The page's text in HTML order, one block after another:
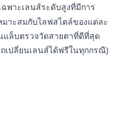
ฉพาะเลนส์ระดับสูงที่มีการ
าะสมกับไลฟสไตล์ของแต่ละ
แล็บตรวจวัดสายตาที่ดีที่สุด
เปลี่ยนเลนส์ได้ฟรีในทุกกรณี)